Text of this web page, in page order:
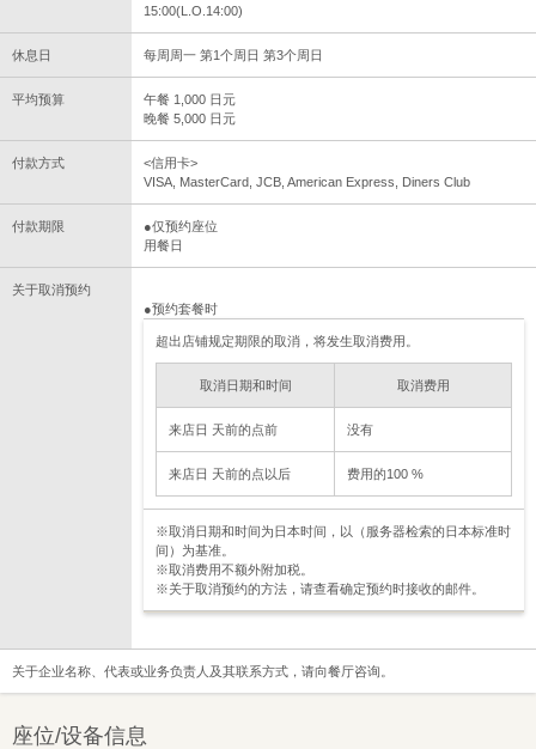
15:00(L.O.14:00)
休息日 每周周一 第1个周日 第3个周日
平均预算
午餐 1,000 日元
晚餐 5,000 日元
付款方式
<信用卡>
VISA, MasterCard, JCB, American Express, Diners Club
付款期限
●仅预约座位
用餐日
关于取消预约
●预约套餐时
超出店铺规定期限的取消，将发生取消费用。
取消日期和时间 取消费用
来店日 天前的点前 没有
来店日 天前的点以后 费用的100 %
※取消日期和时间为日本时间，以（服务器检索的日本标准时
间）为基准。
※取消费用不额外附加税。
※关于取消预约的方法，请查看确定预约时接收的邮件。
关于企业名称、代表或业务负责人及其联系方式，请向餐厅咨询。
座位/设备信息